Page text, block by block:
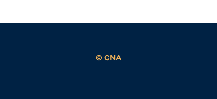
© CNA